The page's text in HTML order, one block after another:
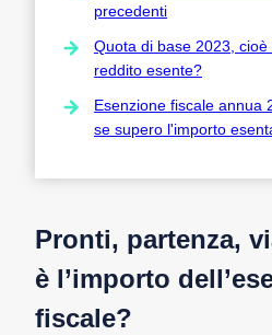
precedenti
Quota di base 2023,
reddito esente?
Esenzione fiscale annua
se supero l'importo
Pronti, partenza,
è l’importo
fiscale?